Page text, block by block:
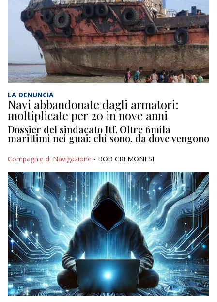
LA DENUNCIA
Navi abbandonate dagli armatori:
moltiplicate per 20 in nove anni
Dossier del sindacato Itf. Oltre 6mila
marittimi nei guai: chi sono, da dove vengono
Compagnie di Navigazione - BOB CREMONESI